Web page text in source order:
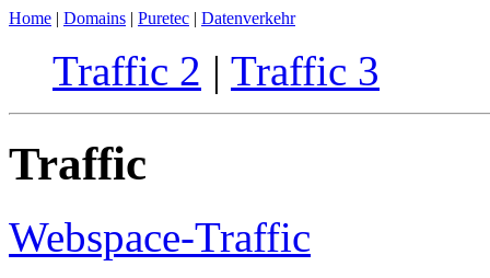
Home | Domains | Puretec | Datenverkehr
Traffic 2 | Traffic 3
Traffic
Webspace-Traffic